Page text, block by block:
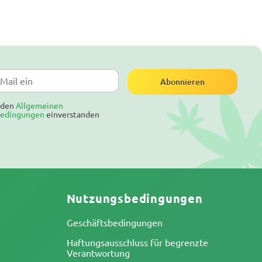
Allgemeinen
einverstanden
Abonnieren
Nutzungsbedingungen
Geschäftsbedingungen
Haftungsausschluss für begrenzte
Verantwortung